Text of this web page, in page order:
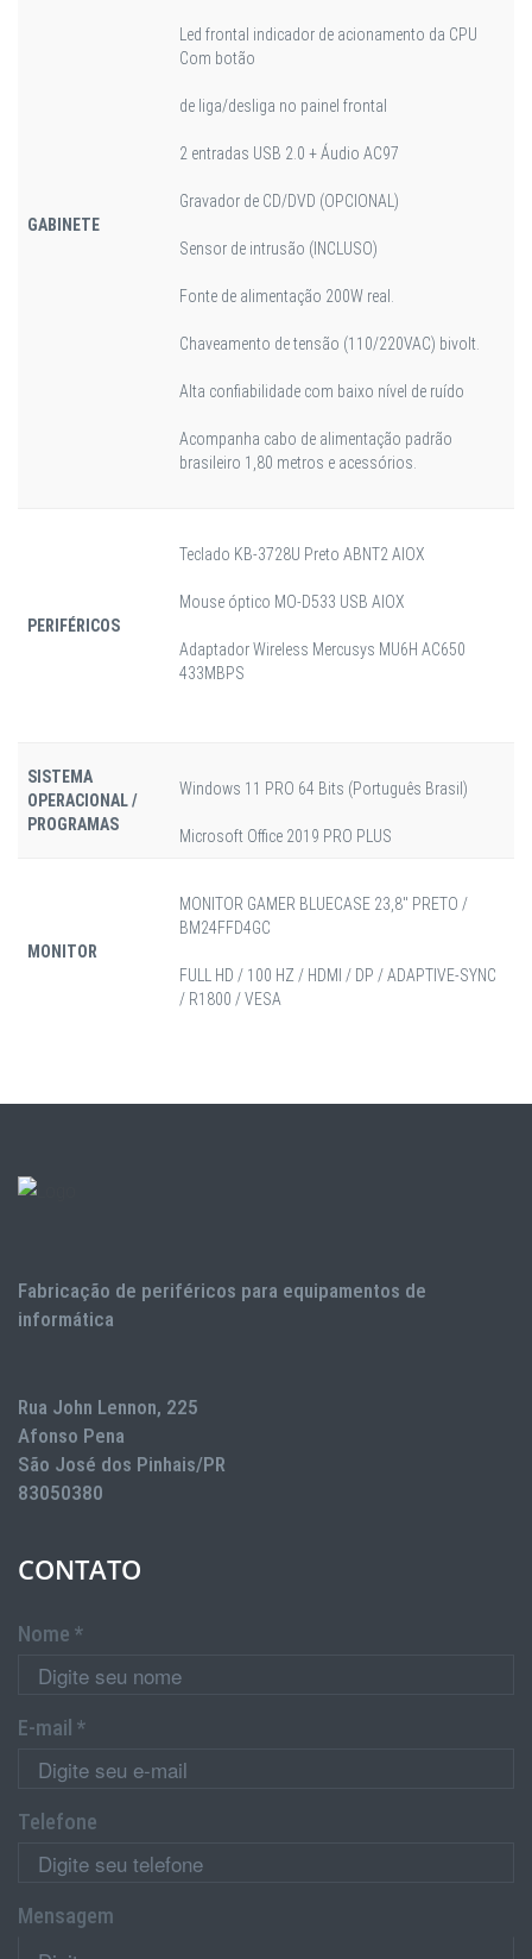
GABINETE
Led frontal indicador de acionamento da CPU
Com botão
de liga/desliga no painel frontal
2 entradas USB 2.0 + Áudio AC97
Gravador de CD/DVD (OPCIONAL)
Sensor de intrusão (INCLUSO)
Fonte de alimentação 200W real.
Chaveamento de tensão (110/220VAC) bivolt.
Alta confiabilidade com baixo nível de ruído
Acompanha cabo de alimentação padrão
brasileiro 1,80 metros e acessórios.
PERIFÉRICOS
Teclado KB-3728U Preto ABNT2 AIOX
Mouse óptico MO-D533 USB AIOX
Adaptador Wireless Mercusys MU6H AC650
433MBPS
SISTEMA
OPERACIONAL /
PROGRAMAS
Windows 11 PRO 64 Bits (Português Brasil)
Microsoft Office 2019 PRO PLUS
MONITOR
MONITOR GAMER BLUECASE 23,8" PRETO /
BM24FFD4GC
FULL HD / 100 HZ / HDMI / DP / ADAPTIVE-SYNC
/ R1800 / VESA
Fabricação de periféricos para equipamentos de
informática
Rua John Lennon, 225
Afonso Pena
São José dos Pinhais/PR
83050380
CONTATO
Nome *
E-mail *
Telefone
Mensagem